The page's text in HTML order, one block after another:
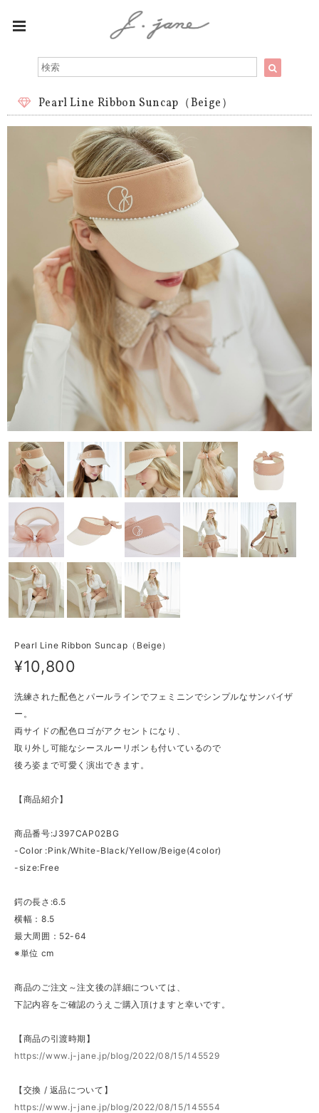
Pearl Line Ribbon Suncap（Beige）
Pearl Line Ribbon Suncap（Beige）
¥10,800
洗練された配色とパールラインでフェミニンでシンプルなサンバイザ
ー。
両サイドの配色ロゴがアクセントになり、
取り外し可能なシースルーリボンも付いているので
後ろ姿まで可愛く演出できます。
【商品紹介】
商品番号:J397CAP02BG
-Color :Pink/White-Black/Yellow/Beige(4color)
-size:Free
鍔の長さ:6.5
横幅：8.5
最大周囲：52-64
※単位 cm
商品のご注文～注文後の詳細については、
下記内容をご確認のうえご購入頂けますと幸いです。
【商品の引渡時期】
https://www.j-jane.jp/blog/2022/08/15/145529
【交換 / 返品について】
https://www.j-jane.jp/blog/2022/08/15/145554